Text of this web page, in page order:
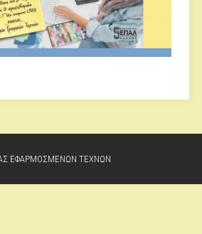
ΕΦΑΡΜΟΣΜΕΝΩΝ ΤΕΧΝΩΝ